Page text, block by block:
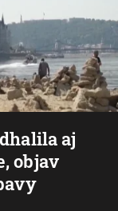
aj
objav